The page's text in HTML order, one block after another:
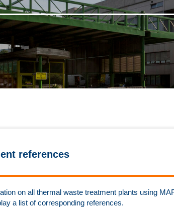
references
on all thermal waste treatment plants using
a list of corresponding references.